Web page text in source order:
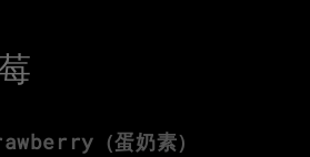
（蛋奶素）